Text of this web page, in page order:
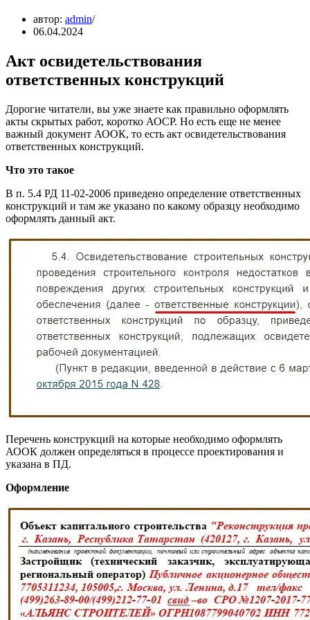
автор: admin
06.04.2024
Акт освидетельствования
ответственных конструкций
Дорогие читатели, вы уже знаете как правильно оформлять
акты скрытых работ, коротко АОСР. Но есть еще не менее
важный документ АООК, то есть акт освидетельствования
ответственных конструкций.
Что это такое
В п. 5.4 РД 11-02-2006 приведено определение ответственных
конструкций и там же указано по какому образцу необходимо
оформлять данный акт.
Перечень конструкций на которые необходимо оформлять
АООК должен определяться в процессе проектирования и
указана в ПД.
Оформление